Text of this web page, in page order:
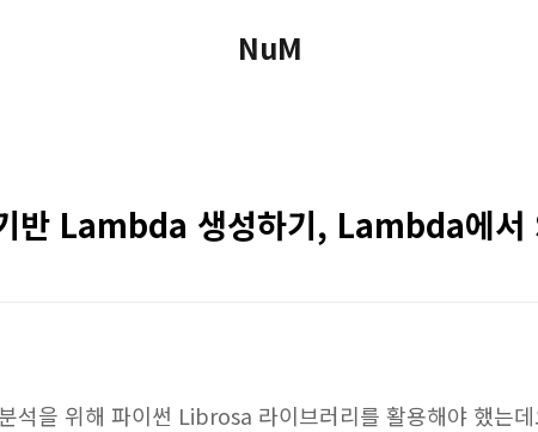
NuM
반 Lambda 생성하기, Lambda에서
석을 위해 파이썬 Librosa 라이브러리를 활용해야 했는